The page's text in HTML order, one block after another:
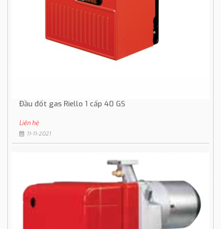
Đầu đốt gas Riello 1 cấp 40 GS
Liên hệ
11-11-2021